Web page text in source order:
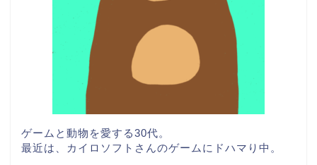
ゲームと動物を愛する30代。
最近は、カイロソフトさんのゲームにドハマり中。